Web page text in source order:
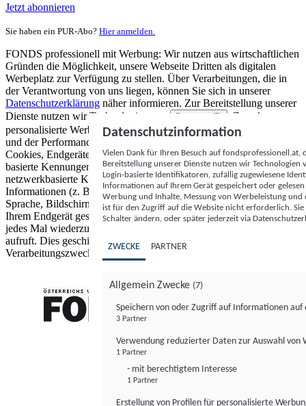
Jetzt abonnieren
Sie haben ein PUR-Abo? Hier anmelden.
FONDS professionell mit Werbung: Wir nutzen aus wirtschaftlichen
Gründen die Möglichkeit, unsere Webseite Dritten als digitalen
Werbeplatz zur Verfügung zu stellen. Über Verarbeitungen, die in
der Verantwortung von uns liegen, können Sie sich in unserer
Datenschutzerklärung näher informieren. Zur Bereitstellung unserer
Dienste nutzen wir Technologien von
Partnern (5)
. Zwecke:
personalisierte Werbung und Inhalte, Messung von Werbeleistung
und der Performance von Inhalten sowie Zielgruppenforschung.
Cookies, Endgeräte- oder ähnliche Online-Kennungen (z. B. login-
basierte Kennungen, zufällig generierte Kennungen,
netzwerkbasierte Kennungen) können zusammen mit anderen
Informationen (z. B. Browsertyp und Browserinformationen,
Sprache, Bildschirmgröße, unterstützte Technologien usw.) auf
Ihrem Endgerät gespeichert oder von dort ausgelesen werden, um es
jedes Mal wiederzuerkennen, wenn es eine App oder einer Webseite
aufruft. Dies geschieht für einen oder mehrere der hier aufgeführten
Verarbeitungszwecke.
Datenschutzinformation
Vielen Dank für Ihren Besuch auf
Bereitstellung unserer Dienste nutzen wir Technologien
Login-basierte Identifikatoren, zufällig zugewiesene
Informationen auf Ihrem Gerät gespeichert oder
Werbung und Inhalte, Messung von Werbeleistung
ist für den Zugriff auf die Website nicht erforderlich.
Schalter ändern, oder später jederzeit via
ZWECKE PARTNER
Allgemein Zwecke (7)
Speichern von oder Zugriff auf Informationen auf
3 Partner
Verwendung reduzierter Daten zur Auswahl von
1 Partner
- mit berechtigtem Interesse
1 Partner
Erstellung von Profilen für personalisierte
FONDS professionell